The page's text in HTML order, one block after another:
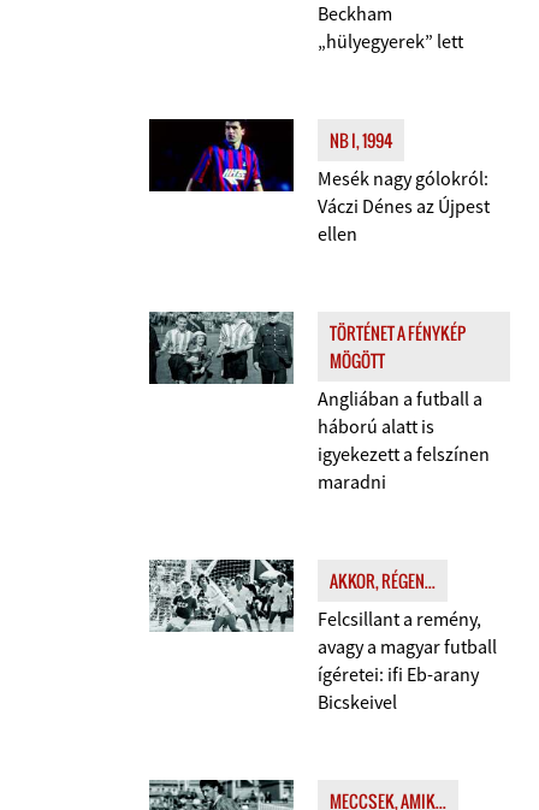
Beckham
„hülyegyerek” lett
NB I, 1994
Mesék nagy gólokról:
Váczi Dénes az Újpest
ellen
TÖRTÉNET A FÉNYKÉP
MÖGÖTT
Angliában a futball a
háború alatt is
igyekezett a felszínen
maradni
AKKOR, RÉGEN...
Felcsillant a remény,
avagy a magyar futball
ígéretei: ifi Eb-arany
Bicskeivel
MECCSEK, AMIK...